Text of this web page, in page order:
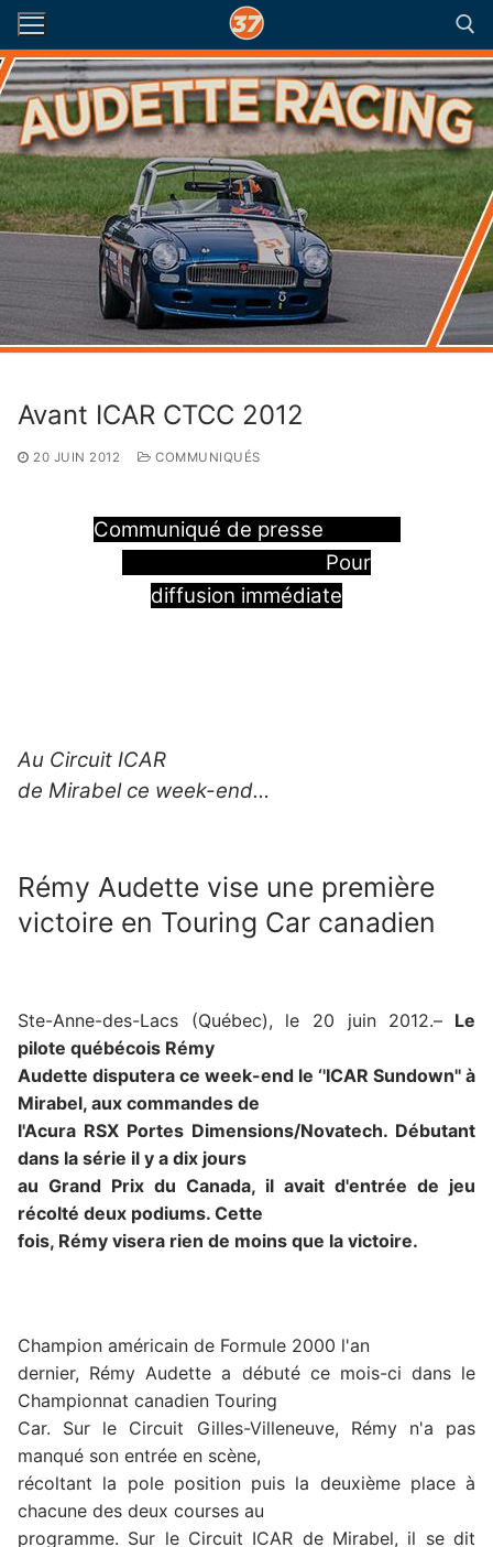
Aller
au
contenu
Rechercher :
Avant ICAR CTCC 2012
20 JUIN 2012 COMMUNIQUÉS
Communiqué de presse
Pour
diffusion immédiate
Au Circuit ICAR
de Mirabel ce week-end…
Rémy Audette vise une première
victoire en Touring Car canadien
Ste-Anne-des-Lacs (Québec), le 20 juin 2012.– Le
pilote québécois Rémy
Audette disputera ce week-end le ‘'ICAR Sundown'' à
Mirabel, aux commandes de
l'Acura RSX Portes Dimensions/Novatech. Débutant
dans la série il y a dix jours
au Grand Prix du Canada, il avait d'entrée de jeu
récolté deux podiums. Cette
fois, Rémy visera rien de moins que la victoire.
Champion américain de Formule 2000 l'an
dernier, Rémy Audette a débuté ce mois-ci dans le
Championnat canadien Touring
Car. Sur le Circuit Gilles-Villeneuve, Rémy n'a pas
manqué son entrée en scène,
récoltant la pole position puis la deuxième place à
chacune des deux courses au
programme. Sur le Circuit ICAR de Mirabel, il se dit